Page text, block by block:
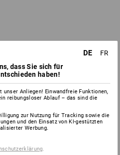
DE
FR
dass Sie sich für
haben!
Anliegen! Einwandfreie Funktionen,
reibungsloser Ablauf – das sind die
zur Nutzung für Tracking sowie die
und den Einsatz von KI-gestützten
Werbung.